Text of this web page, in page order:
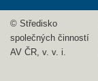
© Středisko
společných činností
AV ČR, v. v. i.